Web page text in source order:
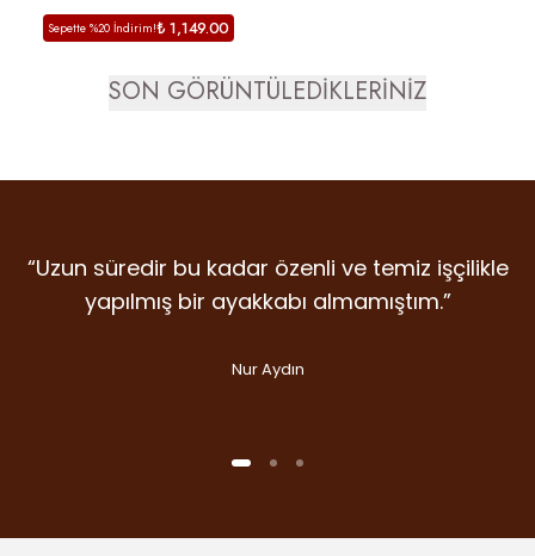
Sepette %20 İndirim!₺ 1,149.00
SON GÖRÜNTÜLEDİKLERİNİZ
“Uzun süredir bu kadar özenli ve temiz işçilikle
yapılmış bir ayakkabı almamıştım.”
Nur Aydın
“Detaylara verilen emek, malzeme kalitesi ve
duruş… Gram şüphe duymadan ikinci
“İlk giydiğim anda farkını hissettiren nadir
markalardan. Dicle Polat Shoes’ta kalite laf